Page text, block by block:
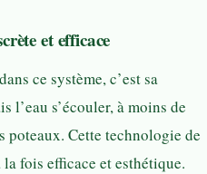
et efficace
ce système, c’est sa
l’eau s’écouler, à moins de
poteaux. Cette technologie de
fois efficace et esthétique.